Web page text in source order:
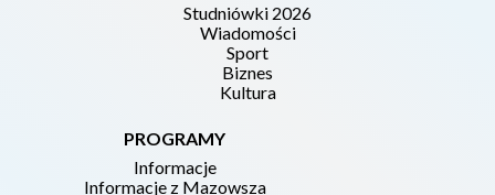
Studniówki 2026
Wiadomości
Sport
Biznes
Kultura
PROGRAMY
Informacje
Informacje z Mazowsza